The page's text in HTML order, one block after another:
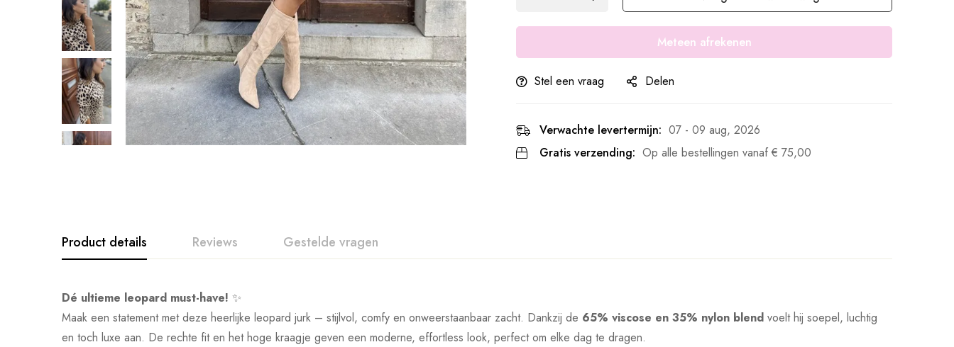
Meteen afrekenen
Stel een vraag Delen
Verwachte levertermijn: 07 - 09 aug, 2026
Gratis verzending: Op alle bestellingen vanaf € 75,00
Product details Reviews Gestelde vragen
Dé ultieme leopard must-have! ✨
Maak een statement met deze heerlijke leopard jurk – stijlvol, comfy en onweerstaanbaar zacht. Dankzij de 65% viscose en 35% nylon blend voelt hij soepel, luchtig
en toch luxe aan. De rechte fit en het hoge kraagje geven een moderne, effortless look, perfect om elke dag te dragen.